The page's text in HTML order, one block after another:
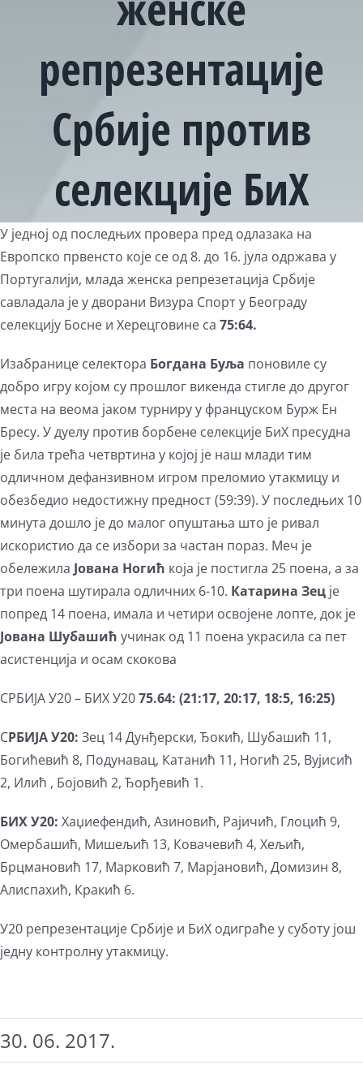
репрезентације
Србије против
селекције БиХ
View
Larger
Image
У једној од последњих провера пред одлазака на
Европско првенсто које се од 8. до 16. јула одржава у
Португалији, млада женска репрезетација Србије
савладала је у дворани Визура Спорт у Београду
селекцију Босне и Херецговине са 75:64.
Изабранице селектора Богдана Буља поновиле су
добро игру којом су прошлог викенда стигле до другог
места на веома јаком турниру у француском Бурж Ен
Бресу. У дуелу против борбене селекције БиХ пресудна
је била трећа четвртина у којој је наш млади тим
одличном дефанзивном игром преломио утакмицу и
обезбедио недостижну предност (59:39). У последњих 10
минута дошло је до малог опуштања што је ривал
искористио да се избори за частан пораз. Меч је
обележила Јована Ногић која је постигла 25 поена, а за
три поена шутирала одличних 6-10. Катарина Зец је
попред 14 поена, имала и четири освојене лопте, док је
Јована Шубашић учинак од 11 поена украсила са пет
асистенција и осам скокова
СРБИЈА У20 – БИХ У2075.64: (21:17, 20:17, 18:5, 16:25)
СРБИЈА У20: Зец 14 Дунђерски, Ђокић, Шубашић 11,
Богићевић 8, Подунавац, Катанић 11, Ногић 25, Вујисић
2, Илић , Бојовић 2, Ђорђевић 1.
БИХ У20: Хаџиефендић, Азиновић, Рајичић, Глоцић 9,
Омербашић, Мишељић 13, Ковачевић 4, Хељић,
Брцмановић 17, Марковић 7, Марјановић, Домизин 8,
Алиспахић, Кракић 6.
У20 репрезентације Србије и БиХ одиграће у суботу још
једну контролну утакмицу.
30. 06. 2017.